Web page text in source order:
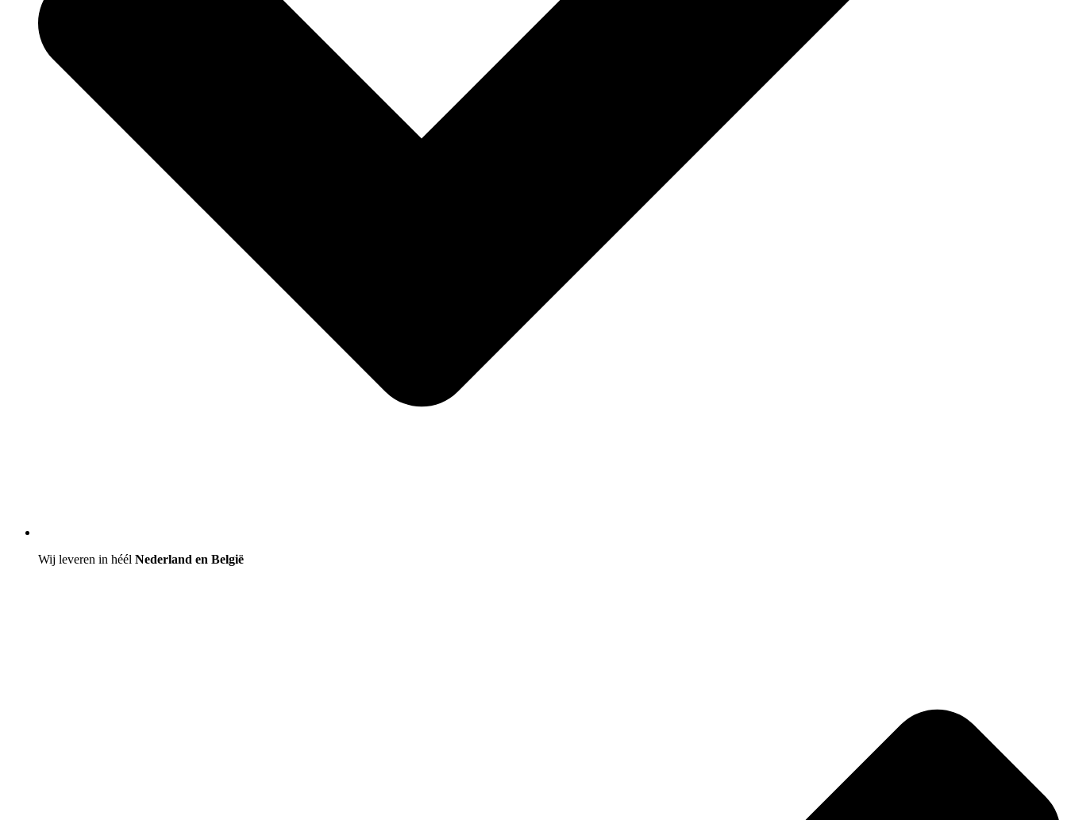
Wij leveren in héél Nederland en België